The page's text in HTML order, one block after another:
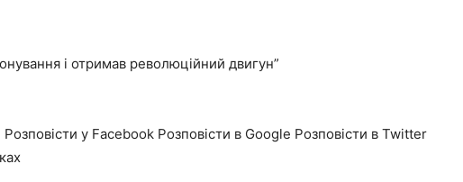
і отримав революційний двигун”
Розповісти у Facebook Розповісти в Google Розповісти в Twitter